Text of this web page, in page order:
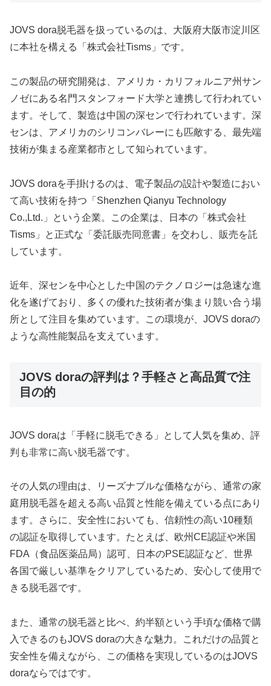
JOVS dora脱毛器を扱っているのは、大阪府大阪市淀川区
に本社を構える「株式会社Tisms」です。
この製品の研究開発は、アメリカ・カリフォルニア州サン
ノゼにある名門スタンフォード大学と連携して行われてい
ます。そして、製造は中国の深センで行われています。深
センは、アメリカのシリコンバレーにも匹敵する、最先端
技術が集まる産業都市として知られています。
JOVS doraを手掛けるのは、電子製品の設計や製造におい
て高い技術を持つ「Shenzhen Qianyu Technology
Co.,Ltd.」という企業。この企業は、日本の「株式会社
Tisms」と正式な「委託販売同意書」を交わし、販売を託
しています。
近年、深センを中心とした中国のテクノロジーは急速な進
化を遂げており、多くの優れた技術者が集まり競い合う場
所として注目を集めています。この環境が、JOVS doraの
ような高性能製品を支えています。
JOVS doraの評判は？手軽さと高品質で注
目の的
JOVS doraは「手軽に脱毛できる」として人気を集め、評
判も非常に高い脱毛器です。
その人気の理由は、リーズナブルな価格ながら、通常の家
庭用脱毛器を超える高い品質と性能を備えている点にあり
ます。さらに、安全性においても、信頼性の高い10種類
の認証を取得しています。たとえば、欧州CE認証や米国
FDA（食品医薬品局）認可、日本のPSE認証など、世界
各国で厳しい基準をクリアしているため、安心して使用で
きる脱毛器です。
また、通常の脱毛器と比べ、約半額という手頃な価格で購
入できるのもJOVS doraの大きな魅力。これだけの品質と
安全性を備えながら、この価格を実現しているのはJOVS
doraならではです。